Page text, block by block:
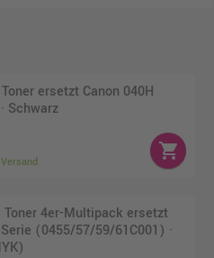
ersetzt Canon 040H
Schwarz
shopping_cart
4er-Multipack ersetzt
(0455/57/59/61C001) ·